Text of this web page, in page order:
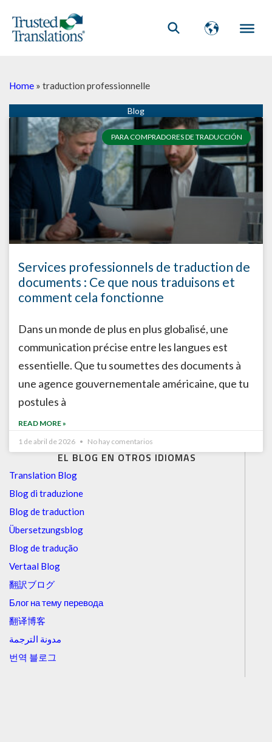
EL BLOG EN OTROS IDIOMAS
Translation Blog
Blog di traduzione
Blog de traduction
Übersetzungsblog
Blog de tradução
Vertaal Blog
翻訳ブログ
Блог на тему перевода
翻译博客
مدونة الترجمة
번역 블로그
Home » traduction professionnelle
PARA COMPRADORES DE TRADUCCIÓN
Services professionnels de traduction de
documents : Ce que nous traduisons et
comment cela fonctionne
Dans un monde de plus en plus globalisé, une
communication précise entre les langues est
essentielle. Que tu soumettes des documents à
une agence gouvernementale américaine, que tu
postules à
READ MORE »
1 de abril de 2026
No hay comentarios